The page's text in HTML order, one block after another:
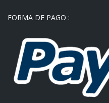
FORMA DE PAGO :